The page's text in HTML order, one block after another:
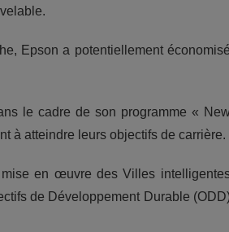
Epson a potentiellement économisé
le cadre de son programme «
à atteindre leurs objectifs de carrière.
mise en œuvre des Villes
de Développement Durable